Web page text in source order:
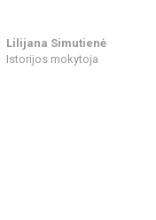
Lilijana Simutienė
Istorijos mokytoja